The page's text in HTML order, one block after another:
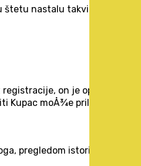
štetu nastalu takvim
on je opet
Kupac moÅ¾e prilikom
pregledom istorije svih